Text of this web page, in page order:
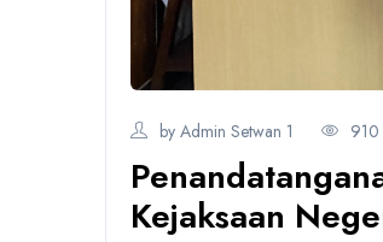
by Admin Setwan 1 910
Kejaksaan